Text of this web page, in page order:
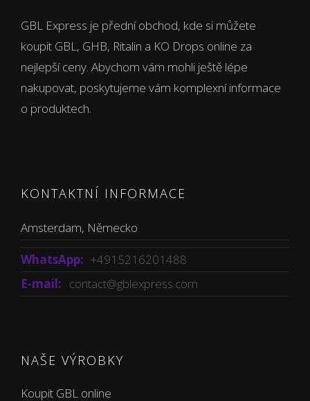
GBL Express je přední obchod, kde si můžete
koupit GBL, GHB, Ritalin a KO Drops online za
nejlepší ceny. Abychom vám mohli ještě lépe
nakupovat, poskytujeme vám komplexní informace
o produktech.
KONTAKTNÍ INFORMACE
Amsterdam, Německo
WhatsApp: +4915216201488
E-mail: contact@gblexpress.com
NAŠE VÝROBKY
Koupit GBL online